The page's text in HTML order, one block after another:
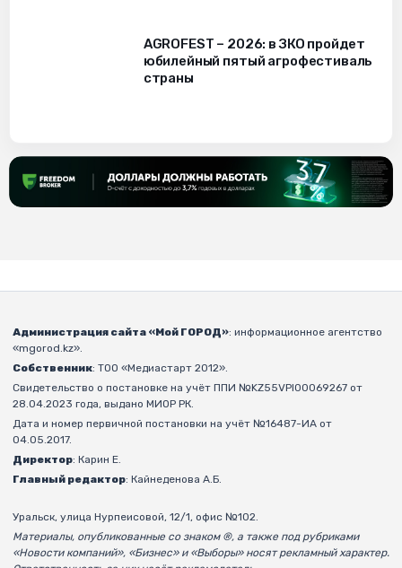
AGROFEST – 2026: в ЗКО пройдет
юбилейный пятый агрофестиваль
страны
Администрация сайта «Мой ГОРОД»: информационное агентство
«mgorod.kz».
Собственник: ТОО «Медиастарт 2012».
Свидетельство о постановке на учёт ППИ №KZ55VPI00069267 от
28.04.2023 года, выдано МИОР РК.
Дата и номер первичной постановки на учёт №16487-ИА от
04.05.2017.
Директор: Карин Е.
Главный редактор: Кайнеденова А.Б.
Уральск, улица Нурпеисовой, 12/1, офис №102.
Материалы, опубликованные со знаком ®, а также под рубриками
«Новости компаний», «Бизнес» и «Выборы» носят рекламный характер.